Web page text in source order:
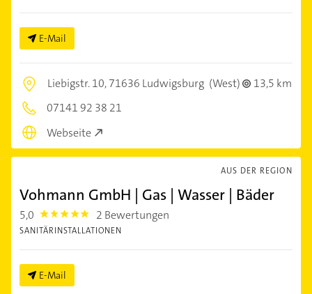
E-Mail
Liebigstr. 10,71636 Ludwigsburg (West)
13,5 km
07141 92 38 21
Webseite
AUS DER REGION
Vohmann GmbH | Gas | Wasser | Bäder
5,0 5.0 2 Bewertungen
SANITÄRINSTALLATIONEN
E-Mail